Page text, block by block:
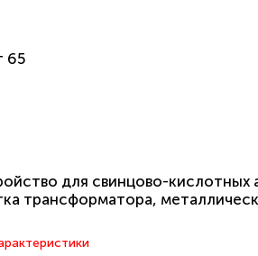
65
для свинцово-кислотных
трансформатора,